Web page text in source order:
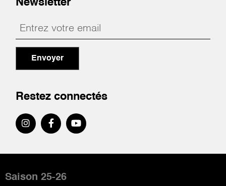
Newsletter
Envoyer
Restez connectés
de
Saison 25-26